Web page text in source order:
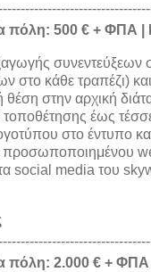
πόλη: 500 € + ΦΠΑ |
συνεντεύξεων
στο κάθε τραπέζι)
θέση στην αρχική
τοποθέτησης έως
στο έντυπο
προσωποποιημένου
social media του
πόλη: 2.000 € +